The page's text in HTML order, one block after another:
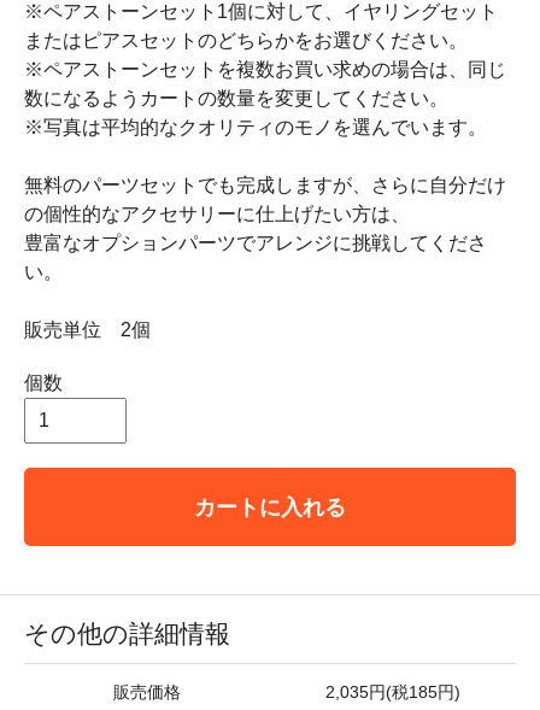
※ペアストーンセット1個に対して、イヤリングセット
またはピアスセットのどちらかをお選びください。
※ペアストーンセットを複数お買い求めの場合は、同じ
数になるようカートの数量を変更してください。
※写真は平均的なクオリティのモノを選んでいます。
無料のパーツセットでも完成しますが、さらに自分だけ
の個性的なアクセサリーに仕上げたい方は、
豊富なオプションパーツでアレンジに挑戦してくださ
い。
販売単位 2個
個数
カートに入れる
その他の詳細情報
販売価格 2,035円(税185円)